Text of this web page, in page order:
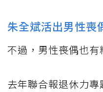
朱全斌活出男性喪
不過，男性喪偶也有
去年聯合報退休力